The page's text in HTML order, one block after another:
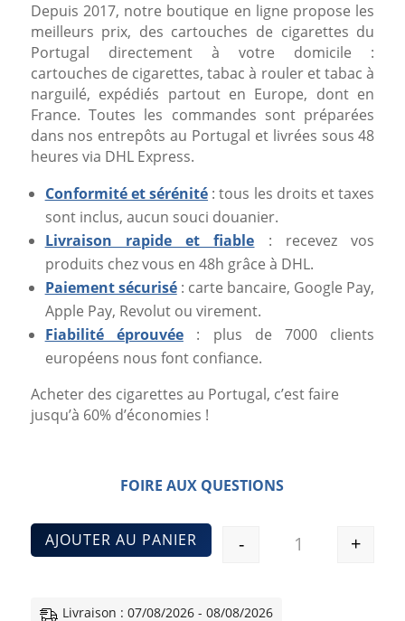
Depuis 2017, notre boutique en ligne propose les
meilleurs prix, des cartouches de cigarettes du
Portugal directement à votre domicile :
cartouches de cigarettes, tabac à rouler et tabac à
narguilé, expédiés partout en Europe, dont en
France. Toutes les commandes sont préparées
dans nos entrepôts au Portugal et livrées sous 48
heures via DHL Express.
Conformité et sérénité : tous les droits et taxes
sont inclus, aucun souci douanier.
Livraison rapide et fiable : recevez vos
produits chez vous en 48h grâce à DHL.
Paiement sécurisé: carte bancaire, Google Pay,
Apple Pay, Revolut ou virement.
Fiabilité éprouvée: plus de 7000 clients
européens nous font confiance.
Acheter des cigarettes au Portugal, c’est faire
jusqu’à 60% d’économies !
FOIRE AUX QUESTIONS
Quantité
- +
AJOUTER AU PANIER
Livraison : 07/08/2026 - 08/08/2026